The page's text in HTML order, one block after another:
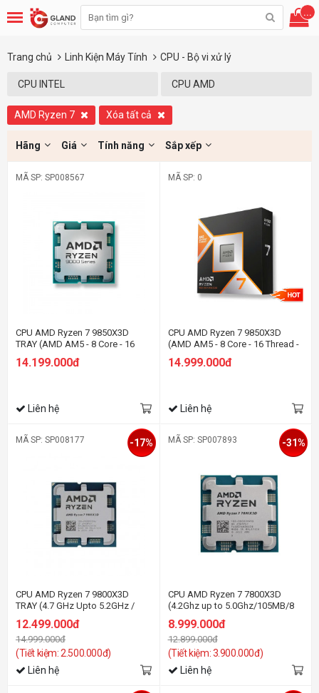
...
Trang chủ Linh Kiện Máy Tính CPU - Bộ vi xử lý
CPU INTEL CPU AMD
AMD Ryzen 7 Xóa tất cả
Hãng Giá Tính năng Sắp xếp
MÃ SP: SP008567
CPU AMD Ryzen 7 9850X3D
TRAY (AMD AM5 - 8 Core - 16
5.6Ghz - Cache 104MB)
14.199.000đ
Liên hệ
MÃ SP: 0
CPU AMD Ryzen 7 9850X3D
(AMD AM5 - 8 Core - 16 Thread -
Cache 104MB)
14.999.000đ
Liên hệ
MÃ SP: SP008177
CPU AMD Ryzen 7 9800X3D
TRAY (4.7 GHz Upto 5.2GHz /
104MB / 8 Cores, 16 Threads /
105W / Socket AM5)
12.499.000đ
14.999.000đ
(Tiết kiệm: 2.500.000đ)
-17%
Liên hệ
MÃ SP: SP007893
CPU AMD Ryzen 7 7800X3D
(4.2Ghz up to 5.0Ghz/105MB/8
cores 16 threads/120W/Socket
AM5) - TRAY CHÍNH HÃNG
8.999.000đ
12.899.000đ
(Tiết kiệm: 3.900.000đ)
-31%
Liên hệ